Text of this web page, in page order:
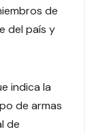
de
del país y
indica la
de armas
de